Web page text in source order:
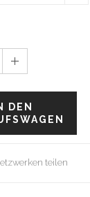
DEN
teilen